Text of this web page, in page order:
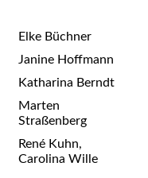
Elke Büchner
Janine Hoffmann
Katharina Berndt
Marten
Straßenberg
René Kuhn,
Carolina Wille